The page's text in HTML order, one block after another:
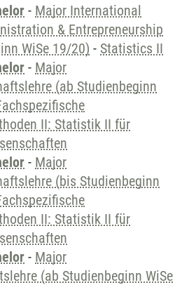
- Major International
& Entrepreneurship
WiSe 19/20) - Statistics II
- Major
(ab Studienbeginn
II: Statistik II für
- Major
(bis Studienbeginn
II: Statistik II für
- Major
(ab Studienbeginn WiSe